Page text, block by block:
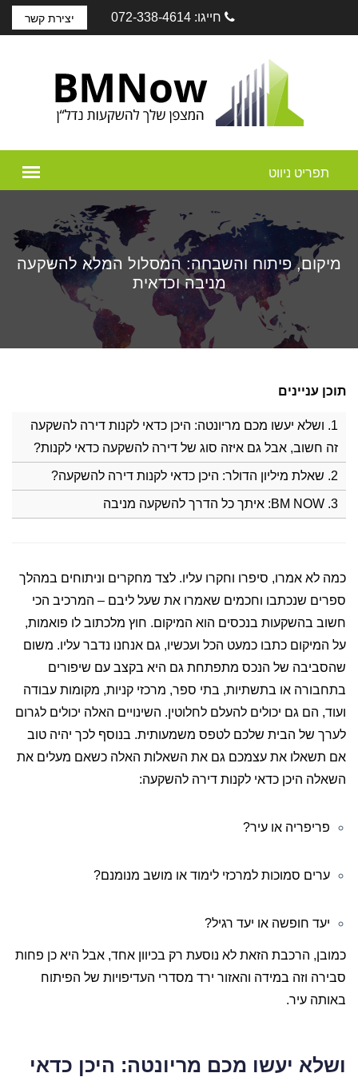
חייגו: 072-338-4614 יצירת קשר
מיקום, פיתוח והשבחה: המסלול המלא להשקעה
מניבה וכדאית
תוכן עניינים
1. ושלא יעשו מכם מריונטה: היכן כדאי לקנות דירה להשקעה
זה חשוב, אבל גם איזה סוג של דירה להשקעה כדאי לקנות?
2. שאלת מיליון הדולר: היכן כדאי לקנות דירה להשקעה?
3. BM NOW: איתך כל הדרך להשקעה מניבה
כמה לא אמרו, סיפרו וחקרו עליו. לצד מחקרים וניתוחים במהלך
ספרים שנכתבו וחכמים שאמרו את שעל ליבם – המרכיב הכי
חשוב בהשקעות בנכסים הוא המיקום. חוץ מלכתוב לו פואמות,
על המיקום כתבו כמעט הכל ועכשיו, גם אנחנו נדבר עליו. משום
שהסביבה של הנכס מתפתחת גם היא בקצב עם שיפורים
בתחבורה או בתשתיות, בתי ספר, מרכזי קניות, מקומות עבודה
ועוד, הם גם יכולים להעלם לחלוטין. השינויים האלה יכולים לגרום
לערך של הבית שלכם לטפס משמעותית. בנוסף לכך יהיה טוב
אם תשאלו את עצמכם גם את השאלות האלה כשאם מעלים את
השאלה היכן כדאי לקנות דירה להשקעה:
פריפריה או עיר?
ערים סמוכות למרכזי לימוד או מושב מנומנם?
יעד חופשה או יעד רגיל?
כמובן, הרכבת הזאת לא נוסעת רק בכיוון אחד, אבל היא כן פחות
סבירה וזה במידה והאזור ירד מסדרי העדיפויות של הפיתוח
באותה עיר.
ושלא יעשו מכם מריונטה: היכן כדאי